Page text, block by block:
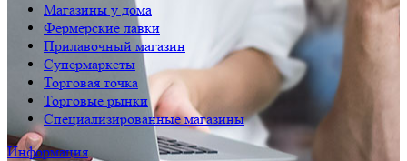
Магазины у дома
Фермерские лавки
Прилавочный магазин
Супермаркеты
Торговая точка
Торговые рынки
Специализированные магазины
Информация